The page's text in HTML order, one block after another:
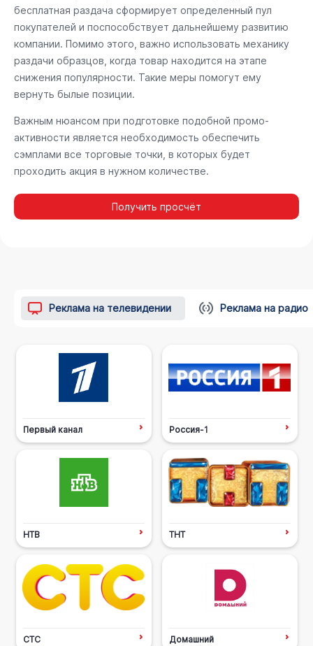
бесплатная раздача сформирует определенный пул
покупателей и поспособствует дальнейшему развитию
компании. Помимо этого, важно использовать механику
раздачи образцов, когда товар находится на этапе
снижения популярности. Такие меры помогут ему
вернуть былые позиции.
Важным нюансом при подготовке подобной промо-
активности является необходимость обеспечить
сэмплами все торговые точки, в которых будет
проходить акция в нужном количестве.
Получить просчёт
Реклама на телевидении Реклама на радио
Первый канал Россия-1
НТВ ТНТ
СТС Домашний